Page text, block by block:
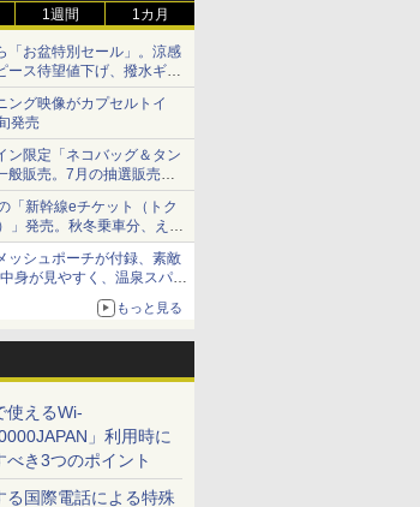
1週間 1カ月
「お盆特別セール」。涼感
ース待望値下げ、撥水ギア
ング映像がカプセルトイ
発売
ン限定「ネコバッグ＆タン
般販売。7月の抽選販売の
「新幹線eチケット（トク
」発売。秋冬乗車分、えき
ッシュポーチが付録、素敵
身が見やすく、温泉スパに
もっと見る
使えるWi-
」利用時に
べき3つのポイント
る国際電話による特殊